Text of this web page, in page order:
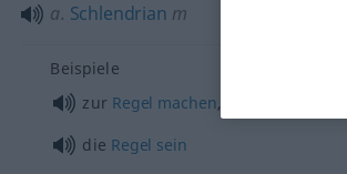
a. Schlendrian m
Beispiele
zur Regel machen, zur
die Regel sein